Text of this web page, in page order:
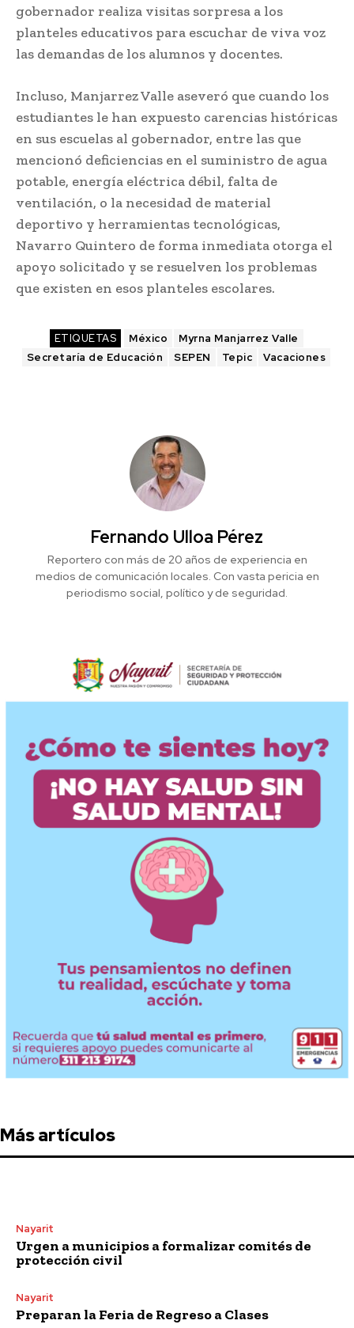
gobernador realiza visitas sorpresa a los
planteles educativos para escuchar de viva voz
las demandas de los alumnos y docentes.
Incluso, Manjarrez Valle aseveró que cuando los
estudiantes le han expuesto carencias históricas
en sus escuelas al gobernador, entre las que
mencionó deficiencias en el suministro de agua
potable, energía eléctrica débil, falta de
ventilación, o la necesidad de material
deportivo y herramientas tecnológicas,
Navarro Quintero de forma inmediata otorga el
apoyo solicitado y se resuelven los problemas
que existen en esos planteles escolares.
ETIQUETAS México
Myrna Manjarrez Valle
Secretaría de Educación
SEPEN Tepic Vacaciones
Fernando Ulloa Pérez
Reportero con más de 20 años de experiencia en
medios de comunicación locales. Con vasta pericia en
periodismo social, político y de seguridad.
Más artículos
Nayarit
Urgen a municipios a formalizar comités de
protección civil
Nayarit
Preparan la Feria de Regreso a Clases